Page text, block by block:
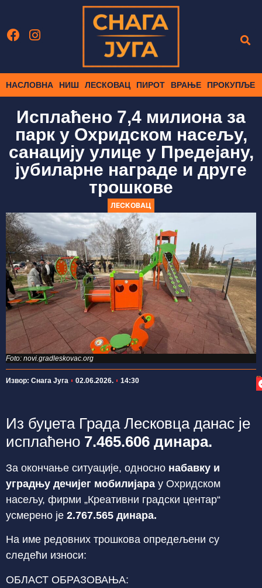
НАСЛОВНА НИШ ЛЕСКОВАЦ ПИРОТ ВРАЊЕ ПРОКУПЉЕ
Исплаћено 7,4 милиона за
парк у Охридском насељу,
санацију улице у Предејану,
јубиларне награде и друге
трошкове
ЛЕСКОВАЦ
Foto: novi.gradleskovac.org
Извор: Снага Југа 02.06.2026. 14:30
Из буџета Града Лесковца данас је
исплаћено 7.465.606 динара.
За окончање ситуације, односно набавку и
уградњу дечијег мобилијара у Охридском
насељу, фирми „Креативни градски центар“
усмерено је 2.767.565 динара.
На име редовних трошкова опредељени су
следећи износи:
ОБЛАСТ ОБРАЗОВАЊА: